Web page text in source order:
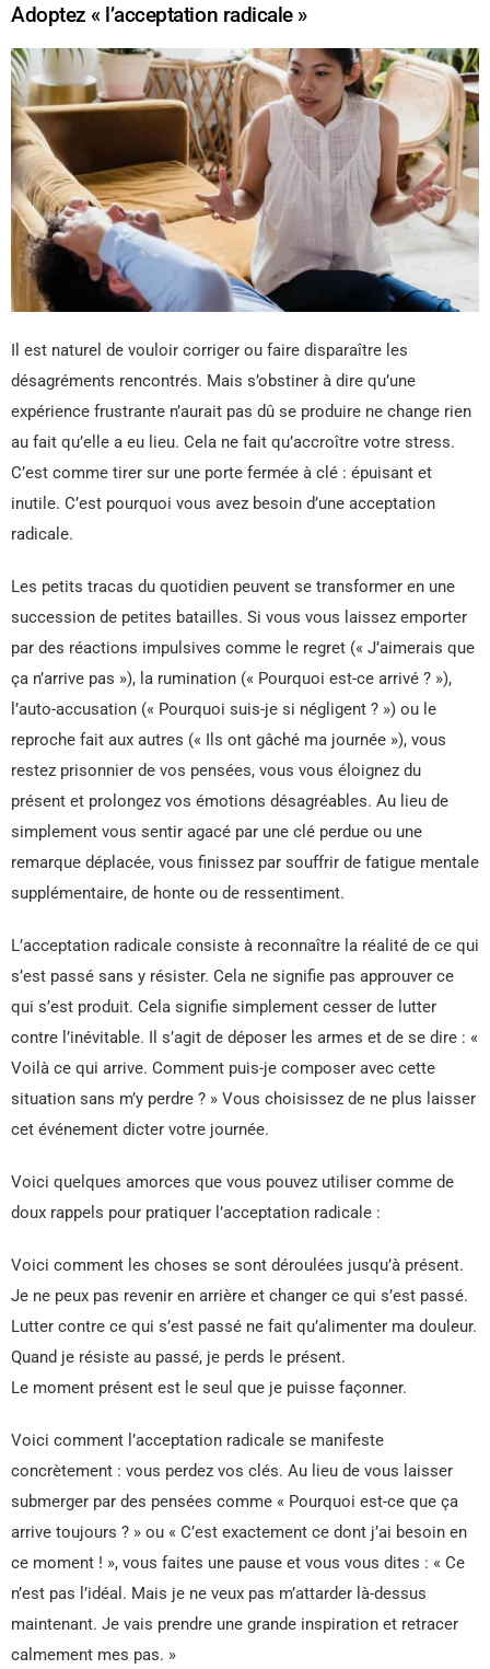
Adoptez « l’acceptation radicale »
Il est naturel de vouloir corriger ou faire disparaître les
désagréments rencontrés. Mais s’obstiner à dire qu’une
expérience frustrante n’aurait pas dû se produire ne change rien
au fait qu’elle a eu lieu. Cela ne fait qu’accroître votre stress.
C’est comme tirer sur une porte fermée à clé : épuisant et
inutile. C’est pourquoi vous avez besoin d’une acceptation
radicale.
Les petits tracas du quotidien peuvent se transformer en une
succession de petites batailles. Si vous vous laissez emporter
par des réactions impulsives comme le regret (« J’aimerais que
ça n’arrive pas »), la rumination (« Pourquoi est-ce arrivé ? »),
l’auto-accusation (« Pourquoi suis-je si négligent ? ») ou le
reproche fait aux autres (« Ils ont gâché ma journée »), vous
restez prisonnier de vos pensées, vous vous éloignez du
présent et prolongez vos émotions désagréables. Au lieu de
simplement vous sentir agacé par une clé perdue ou une
remarque déplacée, vous finissez par souffrir de fatigue mentale
supplémentaire, de honte ou de ressentiment.
L’acceptation radicale consiste à reconnaître la réalité de ce qui
s’est passé sans y résister. Cela ne signifie pas approuver ce
qui s’est produit. Cela signifie simplement cesser de lutter
contre l’inévitable. Il s’agit de déposer les armes et de se dire : «
Voilà ce qui arrive. Comment puis-je composer avec cette
situation sans m’y perdre ? » Vous choisissez de ne plus laisser
cet événement dicter votre journée.
Voici quelques amorces que vous pouvez utiliser comme de
doux rappels pour pratiquer l’acceptation radicale :
Voici comment les choses se sont déroulées jusqu’à présent.
Je ne peux pas revenir en arrière et changer ce qui s’est passé.
Lutter contre ce qui s’est passé ne fait qu’alimenter ma douleur.
Quand je résiste au passé, je perds le présent.
Le moment présent est le seul que je puisse façonner.
Voici comment l’acceptation radicale se manifeste
concrètement : vous perdez vos clés. Au lieu de vous laisser
submerger par des pensées comme « Pourquoi est-ce que ça
arrive toujours ? » ou « C’est exactement ce dont j’ai besoin en
ce moment ! », vous faites une pause et vous vous dites : « Ce
n’est pas l’idéal. Mais je ne veux pas m’attarder là-dessus
maintenant. Je vais prendre une grande inspiration et retracer
calmement mes pas. »